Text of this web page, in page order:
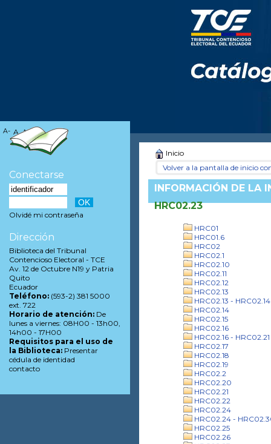
Inicio
Volver a la pantalla de inicio
INFORMACIÓN DE LA
HRC02.23
HRC01
HRC01.6
HRC02
HRC02.1
HRC02.10
HRC02.11
HRC02.12
HRC02.13
HRC02.13 - HRC02.14
HRC02.14
HRC02.15
HRC02.16
HRC02.16 - HRC02.21
HRC02.17
HRC02.18
HRC02.19
HRC02.2
HRC02.20
HRC02.21
HRC02.22
HRC02.24
HRC02.24 -
HRC02.25
HRC02.26
A- A A+
Conectarse
Olvidé mi contraseña
Dirección
Biblioteca del Tribunal
Contencioso Electoral - TCE
Av. 12 de Octubre N19 y Patria
Quito
Ecuador
Teléfono: (593-2) 381 5000
ext. 722
Horario de atención: De
lunes a viernes: 08H00 - 13h00,
14h00 - 17H00
Requisitos para el uso de
la Biblioteca: Presentar
cédula de identidad
contacto